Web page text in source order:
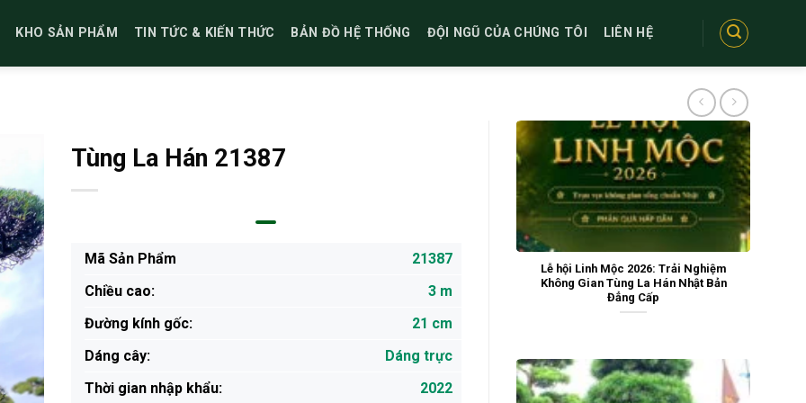
KHO SẢN PHẨM TIN TỨC & KIẾN THỨC BẢN ĐỒ HỆ THỐNG ĐỘI NGŨ CỦA CHÚNG TÔI LIÊN HỆ
Lễ hội Linh Mộc 2026: Trải Nghiệm
Không Gian Tùng La Hán Nhật Bản
Đẳng Cấp
Tùng La Hán 21387
Mã Sản Phẩm
21387
Chiều cao:
3 m
Đường kính gốc:
21 cm
Dáng cây:
Dáng trực
Thời gian nhập khẩu:
2022